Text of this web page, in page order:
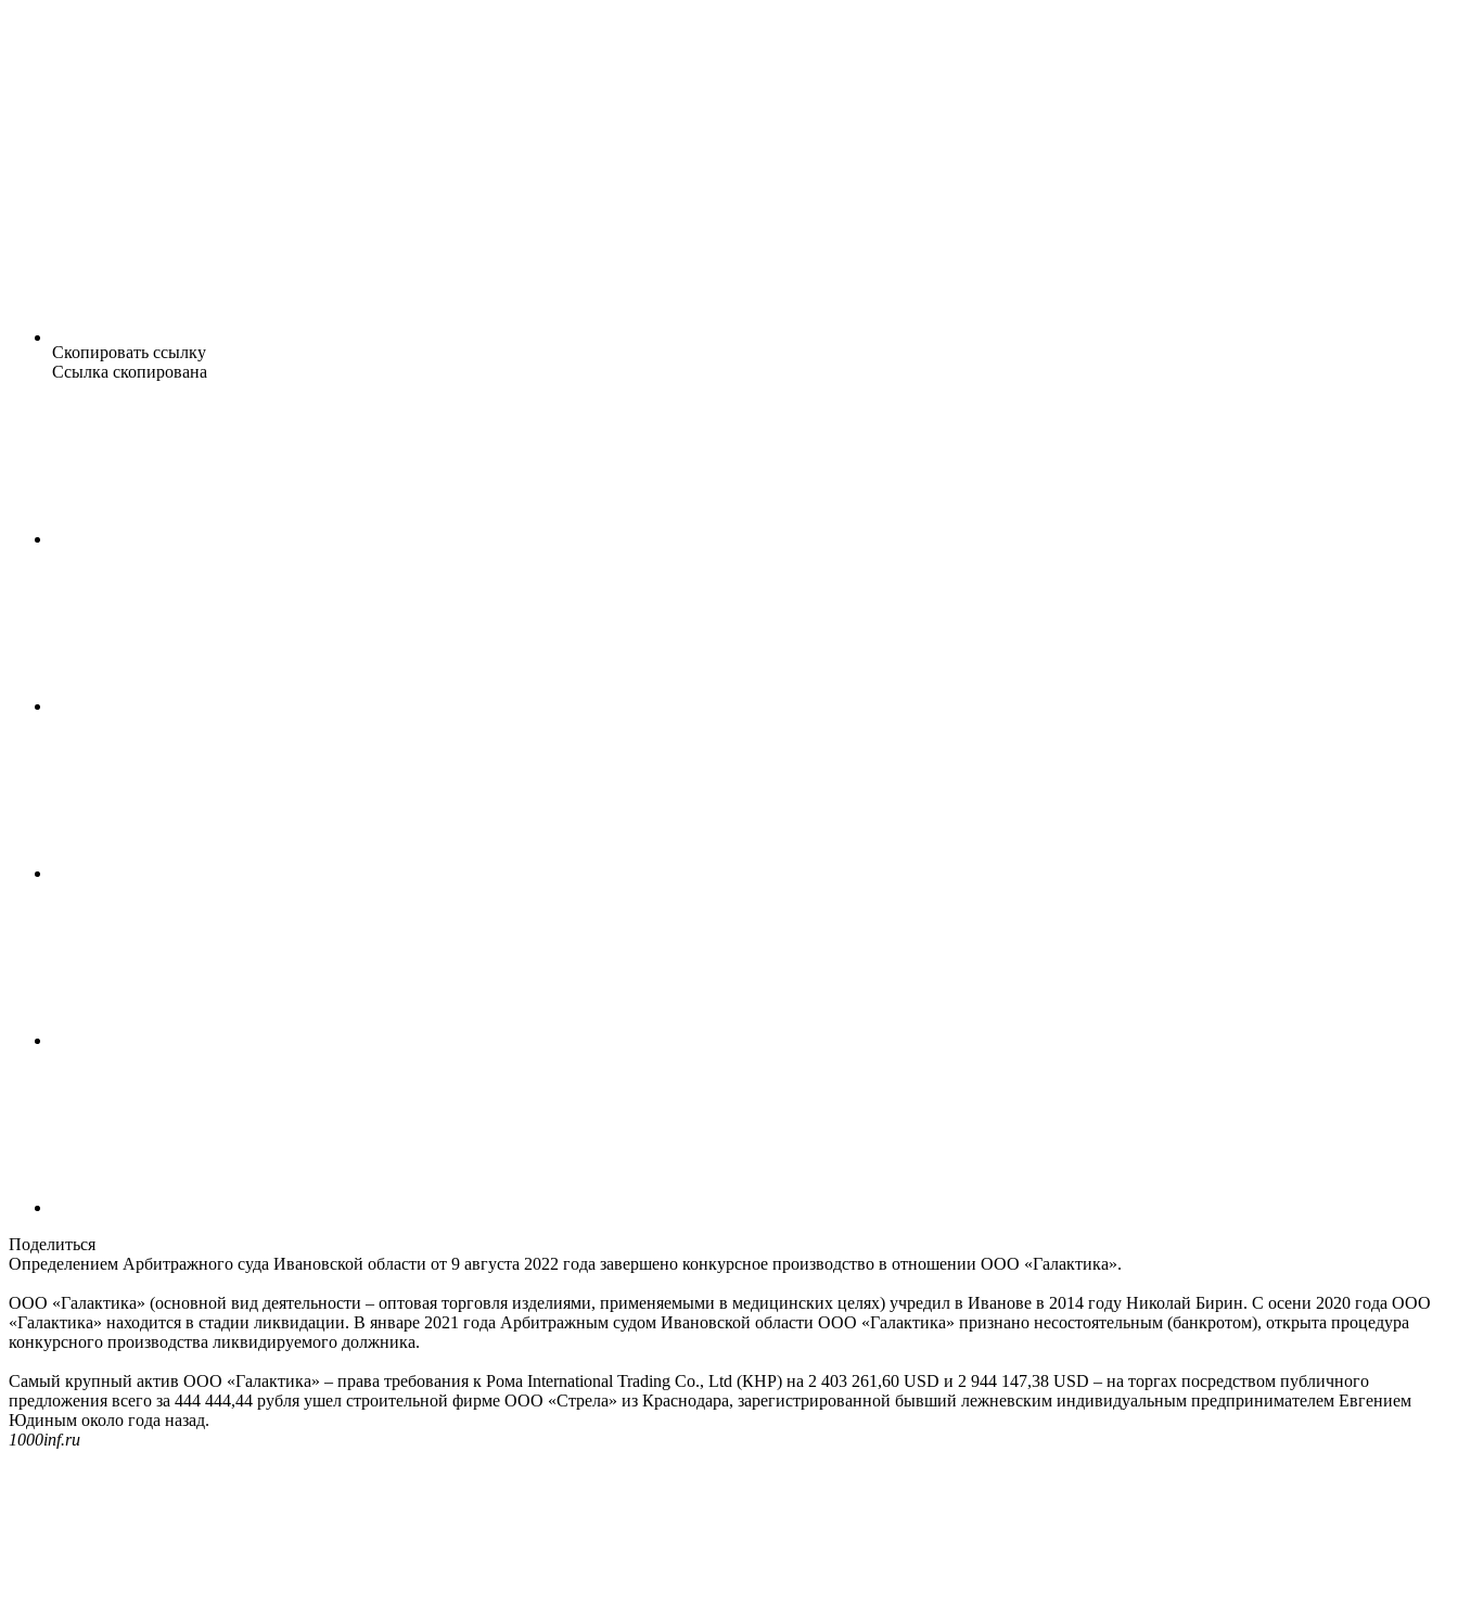
Скопировать ссылку
Ссылка скопирована
Поделиться
Определением Арбитражного суда Ивановской области от 9 августа 2022 года завершено конкурсное производство в отношении ООО «Галактика».
ООО «Галактика» (основной вид деятельности – оптовая торговля изделиями, применяемыми в медицинских целях) учредил в Иванове в 2014 году Николай Бирин. С осени 2020 года ООО
«Галактика» находится в стадии ликвидации. В январе 2021 года Арбитражным судом Ивановской области ООО «Галактика» признано несостоятельным (банкротом), открыта процедура
конкурсного производства ликвидируемого должника.
Самый крупный актив ООО «Галактика» – права требования к Pома International Trading Cо., Ltd (КНР) на 2 403 261,60 USD и 2 944 147,38 USD – на торгах посредством публичного
предложения всего за 444 444,44 рубля ушел строительной фирме ООО «Стрела» из Краснодара, зарегистрированной бывший лежневским индивидуальным предпринимателем Евгением
Юдиным около года назад.
1000inf.ru